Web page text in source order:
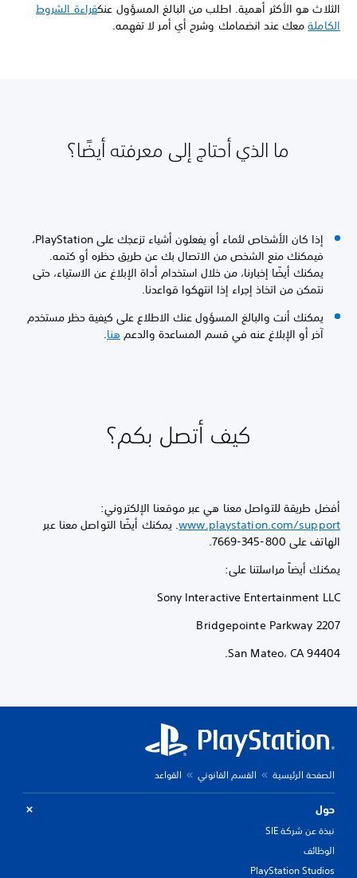
الثلاث هو الأكثر أهمية. اطلب من البالغ المسؤول عنكقراءة الشروط
الكاملةمعك عند انضمامك وشرح أي أمر لا تفهمه.
ما الذي أحتاج إلى معرفته أيضًا؟
إذا كان الأشخاص لئماء أو يفعلون أشياء تزعجك على PlayStation،
فيمكنك منع الشخص من الاتصال بك عن طريق حظره أو كتمه.
يمكنك أيضًا إخبارنا، من خلال استخدام أداة الإبلاغ عن الاستياء، حتى
نتمكن من اتخاذ إجراء إذا انتهكوا قواعدنا.
يمكنك أنت والبالغ المسؤول عنك الاطلاع على كيفية حظر مستخدم
آخر أو الإبلاغ عنه في قسم المساعدة والدعم هنا.
كيف أتصل بكم؟
أفضل طريقة للتواصل معنا هي عبر موقعنا الإلكتروني:
www.playstation.com/support. يمكنك أيضًا التواصل معنا عبر
الهاتف على 800-345-7669.
يمكنك أيضاً مراسلتنا على:
Sony Interactive Entertainment LLC
2207 Bridgepointe Parkway
San Mateo، CA 94404.
الصفحة الرئيسية القسم القانوني القواعد
حول
نبذة عن شركة SIE
الوظائف
PlayStation Studios